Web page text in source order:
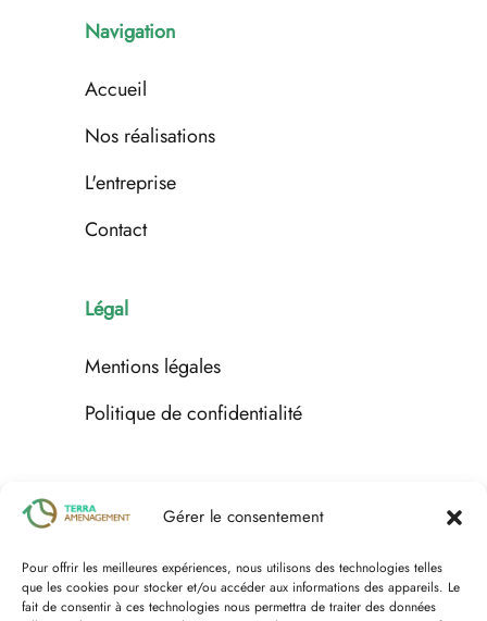
Gérer le consentement
Pour offrir les meilleures expériences, nous utilisons des technologies telles
que les cookies pour stocker et/ou accéder aux informations des appareils. Le
fait de consentir à ces technologies nous permettra de traiter des données
Navigation
Accueil
Nos réalisations
L'entreprise
Contact
Légal
Mentions légales
Politique de confidentialité
Espace client
Nous contacter